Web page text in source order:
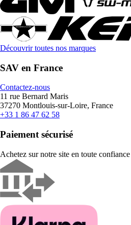
Découvrir toutes nos marques
SAV en France
Contactez-nous
11 rue Bernard Maris
37270 Montlouis-sur-Loire, France
+33 1 86 47 62 58
Paiement sécurisé
Achetez sur notre site en toute confiance